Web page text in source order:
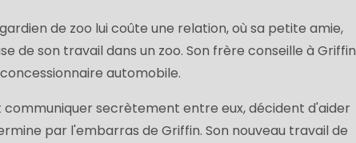
de zoo lui coûte une relation, où sa petite amie,
de son travail dans un zoo. Son frère conseille à Griffin
automobile.
communiquer secrètement entre eux, décident d'aider
par l'embarras de Griffin. Son nouveau travail de